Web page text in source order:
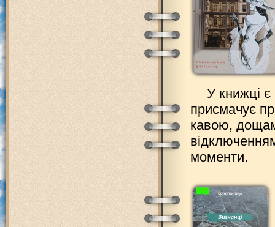
У книжці
присмачує
кавою,
моменти.